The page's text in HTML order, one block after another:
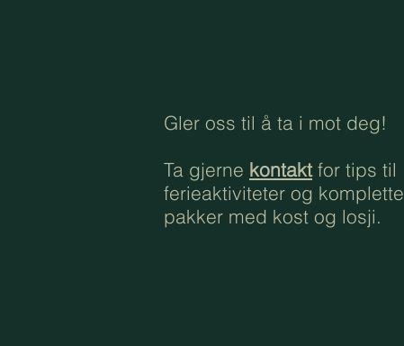
Gler oss til å ta i mot deg!
Ta gjerne kontaktfor tips til
ferieaktiviteter og komplette
pakker med kost og losji.